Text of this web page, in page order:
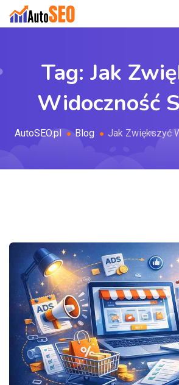
Tag: Jak
Widoczność
AutoSEO.pl Blog Jak Zwiększyć